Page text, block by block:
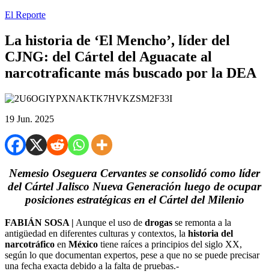
El Reporte
La historia de ‘El Mencho’, líder del
CJNG: del Cártel del Aguacate al
narcotraficante más buscado por la DEA
19 Jun. 2025
Nemesio Oseguera Cervantes se consolidó como líder
del Cártel Jalisco Nueva Generación luego de ocupar
posiciones estratégicas en el Cártel del Milenio
FABIÁN SOSA | Aunque el uso de drogas se remonta a la
antigüedad en diferentes culturas y contextos, la historia del
narcotráfico en México tiene raíces a principios del siglo XX,
según lo que documentan expertos, pese a que no se puede precisar
una fecha exacta debido a la falta de pruebas.-